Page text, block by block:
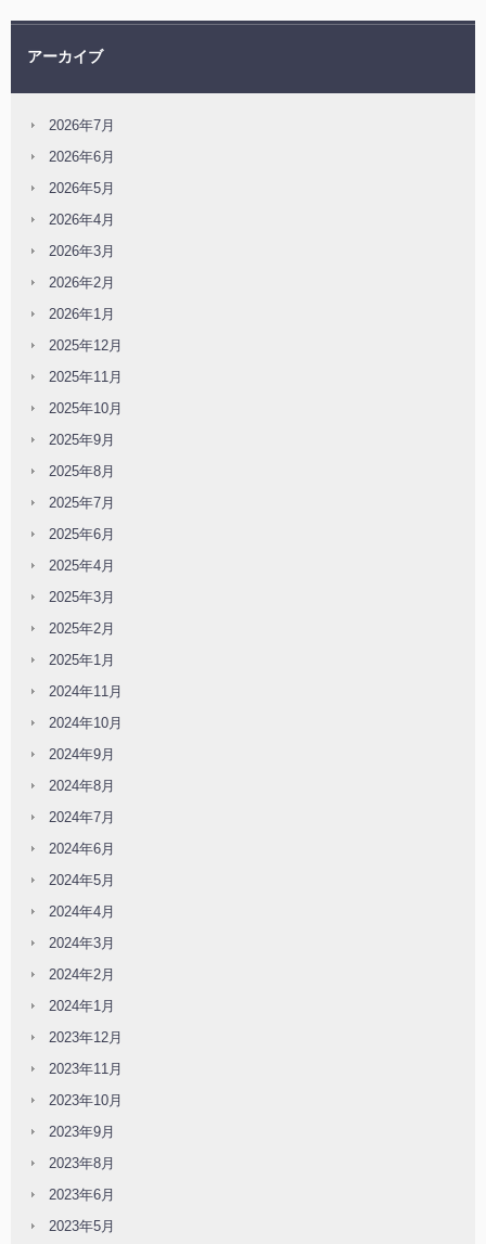
アーカイブ
2026年7月
2026年6月
2026年5月
2026年4月
2026年3月
2026年2月
2026年1月
2025年12月
2025年11月
2025年10月
2025年9月
2025年8月
2025年7月
2025年6月
2025年4月
2025年3月
2025年2月
2025年1月
2024年11月
2024年10月
2024年9月
2024年8月
2024年7月
2024年6月
2024年5月
2024年4月
2024年3月
2024年2月
2024年1月
2023年12月
2023年11月
2023年10月
2023年9月
2023年8月
2023年6月
2023年5月